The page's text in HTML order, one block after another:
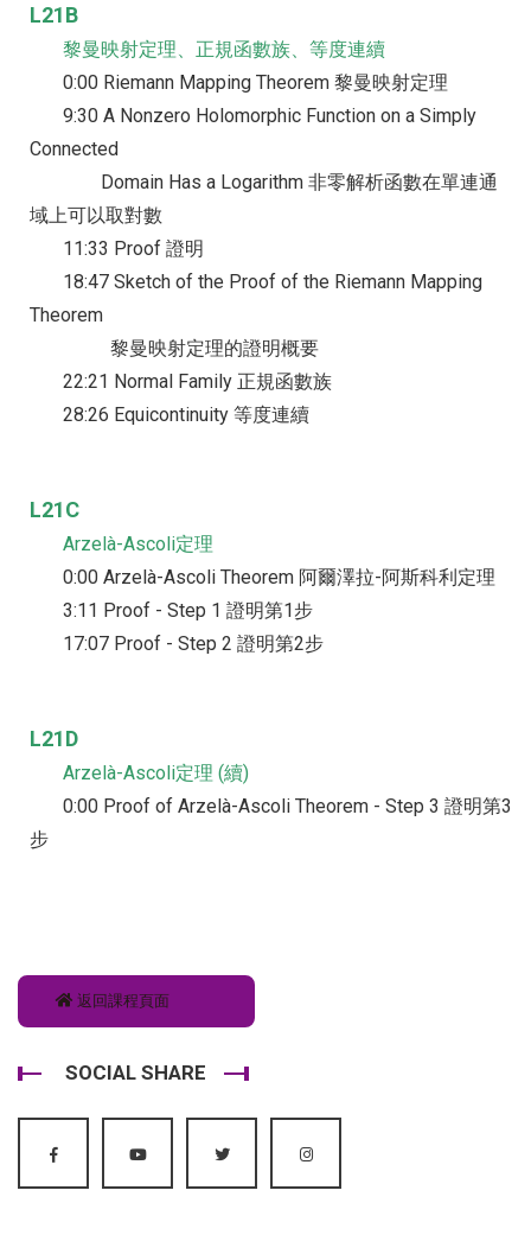
L21B
黎曼映射定理、正規函數族、等度連續
0:00 Riemann Mapping Theorem 黎曼映射定理
9:30 A Nonzero Holomorphic Function on a Simply
Connected
Domain Has a Logarithm 非零解析函數在單連通
域上可以取對數
11:33 Proof 證明
18:47 Sketch of the Proof of the Riemann Mapping
Theorem
黎曼映射定理的證明概要
22:21 Normal Family 正規函數族
28:26 Equicontinuity 等度連續
L21C
Arzelà-Ascoli定理
0:00 Arzelà-Ascoli Theorem 阿爾澤拉-阿斯科利定理
3:11 Proof - Step 1 證明第1步
17:07 Proof - Step 2 證明第2步
L21D
Arzelà-Ascoli定理 (續)
0:00 Proof of Arzelà-Ascoli Theorem - Step 3 證明第3
步
返回課程頁面
SOCIAL SHARE